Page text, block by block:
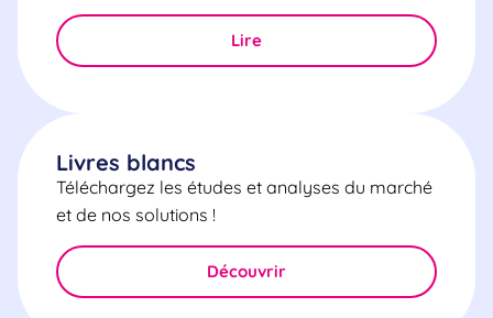
Lire
Livres blancs
Téléchargez les études et analyses du marché
et de nos solutions !
Découvrir